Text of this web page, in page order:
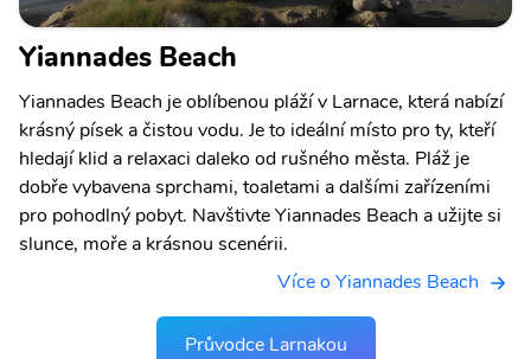
Yiannades Beach
Yiannades Beach je oblíbenou pláží v Larnace, která nabízí
krásný písek a čistou vodu. Je to ideální místo pro ty, kteří
hledají klid a relaxaci daleko od rušného města. Pláž je
dobře vybavena sprchami, toaletami a dalšími zařízeními
pro pohodlný pobyt. Navštivte Yiannades Beach a užijte si
slunce, moře a krásnou scenérii.
Více o Yiannades Beach
Průvodce Larnakou